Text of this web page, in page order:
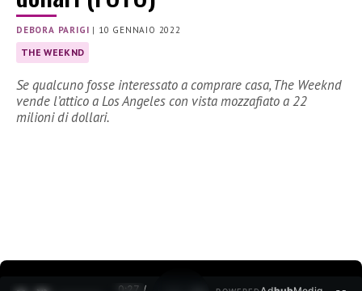
DEBORA PARIGI | 10 GENNAIO 2022
THE WEEKND
Se qualcuno fosse interessato a comprare casa, The Weeknd
vende l’attico a Los Angeles con vista mozzafiato a 22
milioni di dollari.